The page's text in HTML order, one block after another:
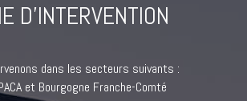
D’INTERVENTION
dans les secteurs suivants :
et Bourgogne Franche-Comté